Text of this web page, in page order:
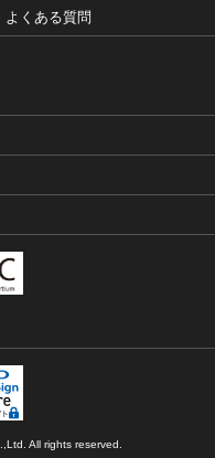
よくある質問
All rights reserved.